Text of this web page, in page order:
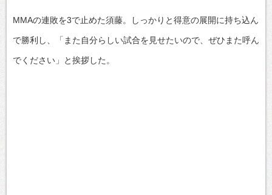
MMAの連敗を3で止めた須藤。しっかりと得意の展開に持ち込ん
で勝利し、「また自分らしい試合を見せたいので、ぜひまた呼ん
でください」と挨拶した。